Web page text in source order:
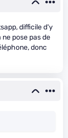
difficile d'y
pose pas de
donc